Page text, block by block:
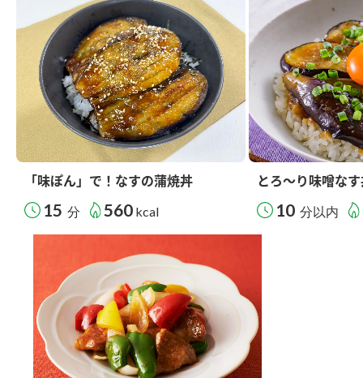
「味ぽん」で！なすの蒲焼丼
15 分 560 kcal
とろ～り味噌な
10 分以内